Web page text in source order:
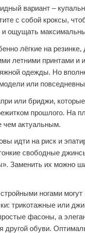
вариант –
с собой кроксы,
и ощущать
лёгкие на резинке,
летними принтами и
одежды. Но
или
или бриджи,
прошлого. На
чем актуальным.
идти на риск и
свободные
Заменить их можно
ногами могут
трикотажные или
фасоны, а
другой обуви.